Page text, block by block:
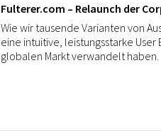
Fulterer.com – Relaunch der
Wie wir tausende Varianten von
eine intuitive, leistungsstarke
globalen Markt verwandelt haben.